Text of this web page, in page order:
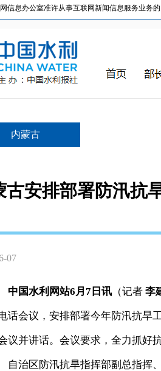
信息办公室准许从事互联网新闻信息服务业务
内蒙古
古安排部署防汛抗
07
中国水利网站6月7日讯 （记者 李
话会议，安排部署今年防汛抗旱
议并讲话。会议要求，全力抓好
治区防汛抗旱指挥部副总指挥、